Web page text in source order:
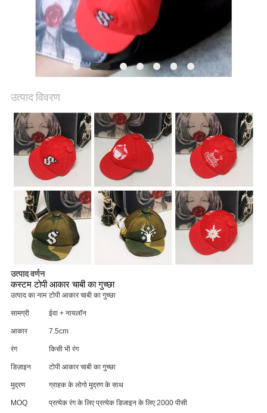
उत्पाद विवरण
उत्पाद वर्णन
कस्टम टोपी आकार चाबी का गुच्छा
उत्पाद का नाम टोपी आकार चाबी का गुच्छा
सामग्री ईवा + नायलॉन
आकार 7.5cm
रंग किसी भी रंग
डिज़ाइन टोपी आकार चाबी का गुच्छा
मुद्रण ग्राहक के लोगो मुद्रण के साथ
MOQ प्रत्येक रंग के लिए प्रत्येक डिजाइन के लिए 2000 पीसी